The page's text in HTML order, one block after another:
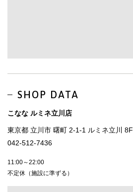
SHOP DATA
こなな ルミネ立川店
東京都 立川市 曙町 2-1-1 ルミネ立川 8F
042-512-7436
11:00～22:00
不定休（施設に準ずる）